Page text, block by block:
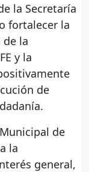
la Secretaría
fortalecer la
de la
y la
de
de
la
general,